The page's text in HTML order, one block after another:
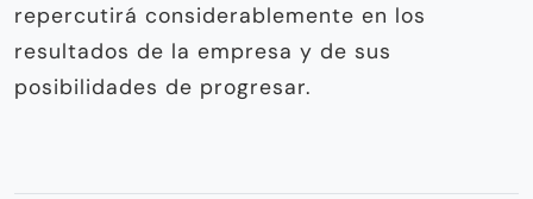
repercutirá considerablemente en los
resultados de la empresa y de sus
posibilidades de progresar.